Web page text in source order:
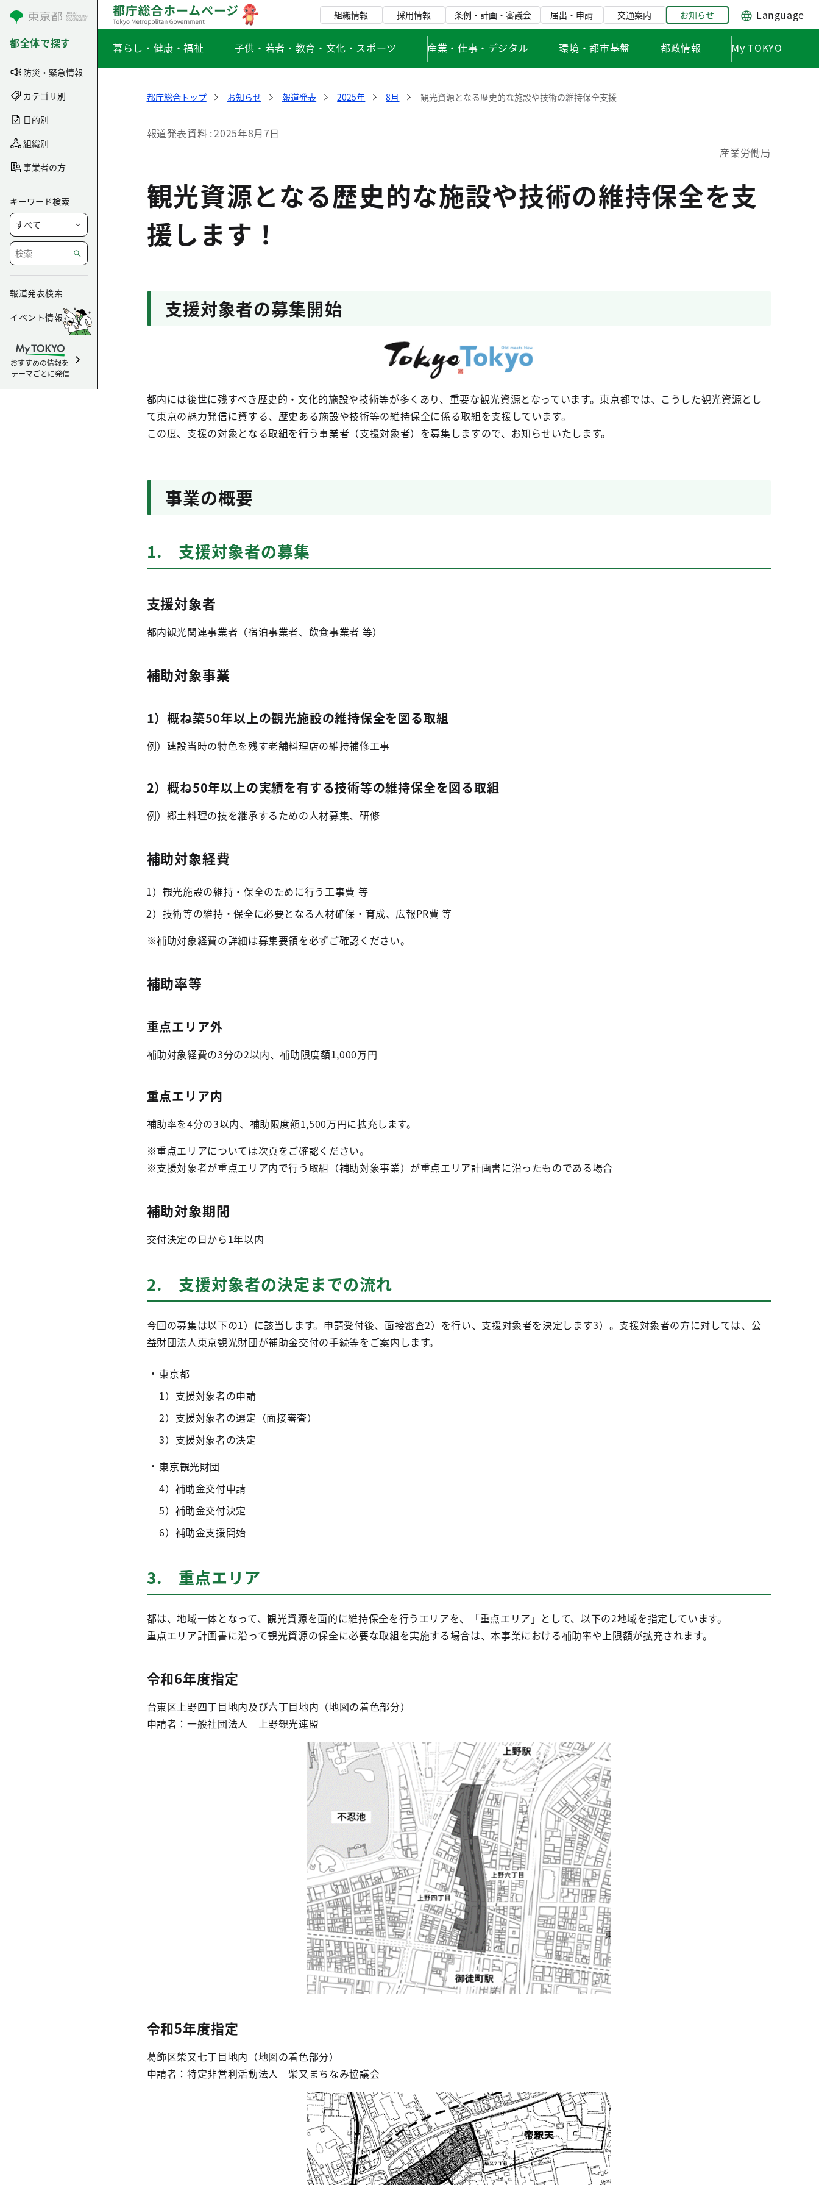
コンテンツにスキップ
都全体で探す
防災・緊急情報
カテゴリ別
目的別
組織別
事業者の方
キーワード検索
報道発表検索
イベント情報
おすすめの情報を
テーマごとに発信
組織情報 採用情報 条例・計画・審議会 届出・申請 交通案内 お知らせ Language
暮らし・健康・福祉 子供・若者・教育・文化・スポーツ 産業・仕事・デジタル 環境・都市基盤 都政情報 My TOKYO
都庁総合トップ お知らせ 報道発表 2025年 8月 観光資源となる歴史的な施設や技術の維持保全支援
報道発表資料 2025年8月7日
産業労働局
観光資源となる歴史的な施設や技術の維持保全を支
援します！
支援対象者の募集開始
都内には後世に残すべき歴史的・文化的施設や技術等が多くあり、重要な観光資源となっています。東京都では、こうした観光資源とし
て東京の魅力発信に資する、歴史ある施設や技術等の維持保全に係る取組を支援しています。
この度、支援の対象となる取組を行う事業者（支援対象者）を募集しますので、お知らせいたします。
事業の概要
1. 支援対象者の募集
支援対象者
都内観光関連事業者（宿泊事業者、飲食事業者 等）
補助対象事業
1）概ね築50年以上の観光施設の維持保全を図る取組
例）建設当時の特色を残す老舗料理店の維持補修工事
2）概ね50年以上の実績を有する技術等の維持保全を図る取組
例）郷土料理の技を継承するための人材募集、研修
補助対象経費
1）観光施設の維持・保全のために行う工事費 等
2）技術等の維持・保全に必要となる人材確保・育成、広報PR費 等
※補助対象経費の詳細は募集要領を必ずご確認ください。
補助率等
重点エリア外
補助対象経費の3分の2以内、補助限度額1,000万円
重点エリア内
補助率を4分の3以内、補助限度額1,500万円に拡充します。
※重点エリアについては次頁をご確認ください。
※支援対象者が重点エリア内で行う取組（補助対象事業）が重点エリア計画書に沿ったものである場合
補助対象期間
交付決定の日から1年以内
2. 支援対象者の決定までの流れ
今回の募集は以下の1）に該当します。申請受付後、面接審査2）を行い、支援対象者を決定します3）。支援対象者の方に対しては、公
益財団法人東京観光財団が補助金交付の手続等をご案内します。
東京都
1）支援対象者の申請
2）支援対象者の選定（面接審査）
3）支援対象者の決定
東京観光財団
4）補助金交付申請
5）補助金交付決定
6）補助金支援開始
3. 重点エリア
都は、地域一体となって、観光資源を面的に維持保全を行うエリアを、「重点エリア」として、以下の2地域を指定しています。
重点エリア計画書に沿って観光資源の保全に必要な取組を実施する場合は、本事業における補助率や上限額が拡充されます。
令和6年度指定
台東区上野四丁目地内及び六丁目地内（地図の着色部分）
申請者：一般社団法人 上野観光連盟
令和5年度指定
葛飾区柴又七丁目地内（地図の着色部分）
申請者：特定非営利活動法人 柴又まちなみ協議会